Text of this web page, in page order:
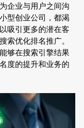
企业与用户之间沟
型创业公司，都渴
吸引更多的潜在客
优化排名推广。
够在搜索引擎结果
度的提升和业务的